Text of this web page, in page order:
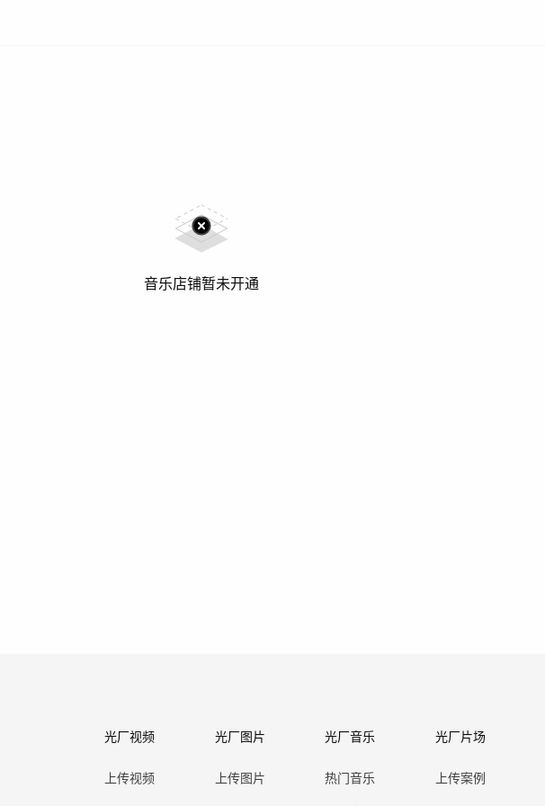
音乐店铺暂未开通
光厂视频
上传视频
光厂图片
上传图片
光厂音乐
热门音乐
光厂片场
上传案例